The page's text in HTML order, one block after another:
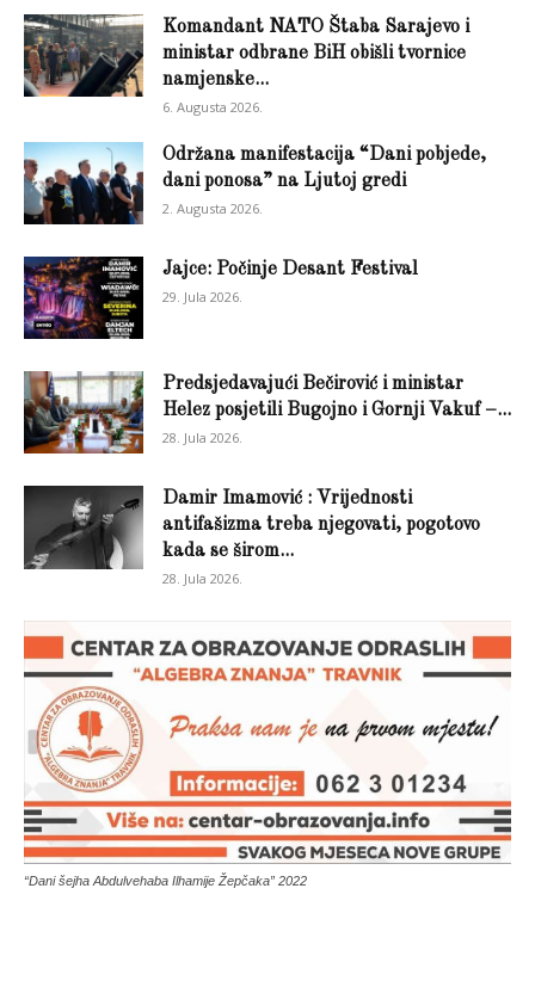
Komandant NATO Štaba Sarajevo i
ministar odbrane BiH obišli tvornice
namjenske...
6. Augusta 2026.
Održana manifestacija “Dani pobjede,
dani ponosa” na Ljutoj gredi
2. Augusta 2026.
Jajce: Počinje Desant Festival
29. Jula 2026.
Predsjedavajući Bečirović i ministar
Helez posjetili Bugojno i Gornji Vakuf –...
28. Jula 2026.
Damir Imamović : Vrijednosti
antifašizma treba njegovati, pogotovo
kada se širom...
28. Jula 2026.
“Dani šejha Abdulvehaba Ilhamije Žepčaka” 2022